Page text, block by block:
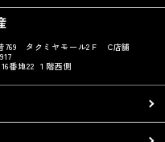
769 タクミヤモール2Ｆ C店舗
番地22 １階西側